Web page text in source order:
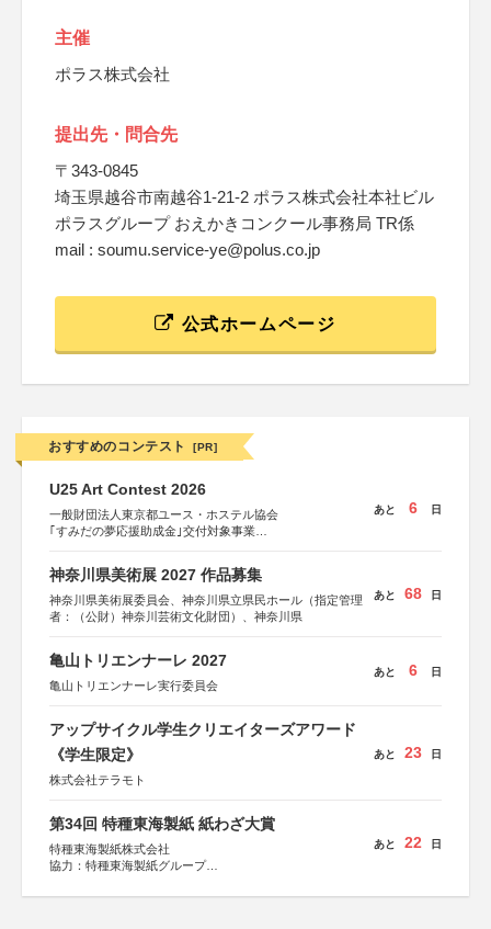
主催
ポラス株式会社
提出先・問合先
〒343-0845
埼玉県越谷市南越谷1-21-2 ポラス株式会社本社ビル
ポラスグループ おえかきコンクール事務局 TR係
mail : soumu.service-ye@polus.co.jp
公式ホームページ
おすすめのコンテスト [PR]
U25 Art Contest 2026
一般財団法人東京都ユース・ホステル協会
｢すみだの夢応援助成金｣交付対象事業
あと 6 日
神奈川県美術展 2027 作品募集
神奈川県美術展委員会、神奈川県立県民ホール（指定管理
者：（公財）神奈川芸術文化財団）、神奈川県
あと 68 日
亀山トリエンナーレ 2027
亀山トリエンナーレ実行委員会
あと 6 日
アップサイクル学生クリエイターズアワード
《学生限定》
株式会社テラモト
あと 23 日
第34回 特種東海製紙 紙わざ大賞
特種東海製紙株式会社
協力：特種東海製紙グループ
あと 22 日